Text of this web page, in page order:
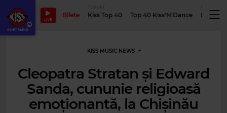
LIVE
Bilete Kiss Top 40 Top 40 Kiss'N'Dance
KISS MUSIC NEWS
Cleopatra Stratan şi Edward
Sanda, cununie religioasă
emoționantă, la Chişinău